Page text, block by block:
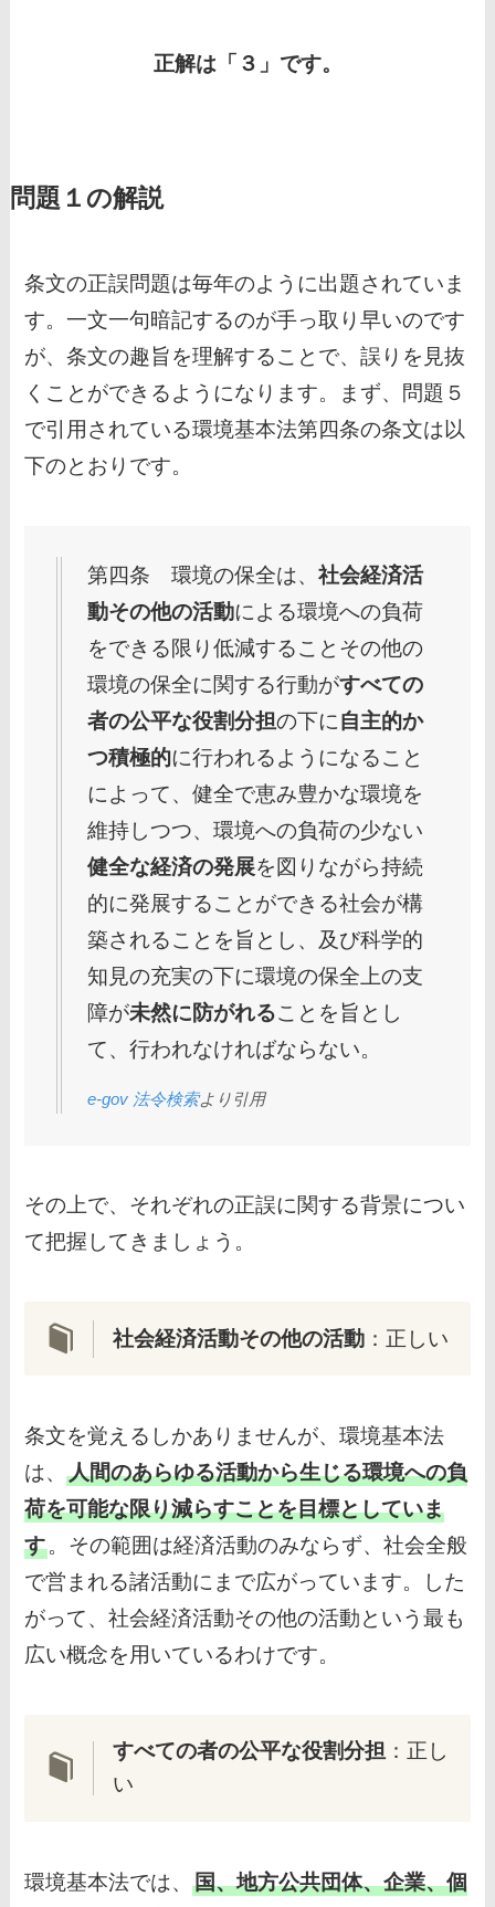
正解は「３」です。
問題１の解説
条文の正誤問題は毎年のように出題されていま
す。一文一句暗記するのが手っ取り早いのです
が、条文の趣旨を理解することで、誤りを見抜
くことができるようになります。まず、問題５
で引用されている環境基本法第四条の条文は以
下のとおりです。
第四条 環境の保全は、 社会経済活
動その他の活動による環境への負荷
をできる限り低減することその他の
環境の保全に関する行動がすべての
者の公平な役割分担の下に自主的か
つ積極的に行われるようになること
によって、健全で恵み豊かな環境を
維持しつつ、環境への負荷の少ない
健全な経済の発展を図りながら持続
的に発展することができる社会が構
築されることを旨とし、及び科学的
知見の充実の下に環境の保全上の支
障が未然に防がれることを旨とし
て、行われなければならない。
e-gov 法令検索より引用
その上で、それぞれの正誤に関する背景につい
て把握してきましょう。
社会経済活動その他の活動 ：正しい
条文を覚えるしかありませんが、環境基本法
は、人間のあらゆる活動から生じる環境への負
荷を可能な限り減らすことを目標としていま
す。その範囲は経済活動のみならず、社会全般
で営まれる諸活動にまで広がっています。した
がって、社会経済活動その他の活動という最も
広い概念を用いているわけです。
すべての者の公平な役割分担 ：正し
い
環境基本法では、国、地方公共団体、企業、個